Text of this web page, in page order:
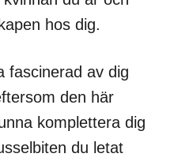
hos dig.
fascinerad av dig
den här
komplettera dig
du letat